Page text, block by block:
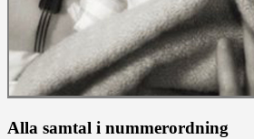
Alla samtal i nummerordning